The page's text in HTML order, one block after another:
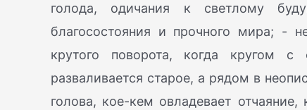
голода, одичания к светлому
благосостояния и прочного мира; -
крутого поворота, когда кругом
разваливается старое, а рядом в
голова, кое-кем овладевает